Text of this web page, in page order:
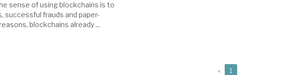
sense of using blockchains is to
successful frauds and paper-
blockchains already ...
« 1